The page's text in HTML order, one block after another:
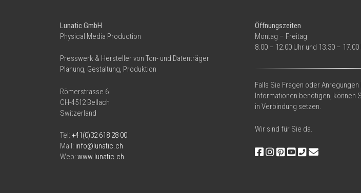
Lunatic GmbH
Physical Media Production
Presswerk & Hersteller von Ton- und Datenträger
Planung, Gestaltung, Produktion
Römerstrasse 6
CH-4512 Bellach
Switzerland
Tel: +41(0)32 618 28 00
Mail: info@lunatic.ch
Web: www.lunatic.ch
Öffnungszeiten
Montag – Freitag
8.00 – 12.00 Uhr und 13.30 – 17.00
Falls Sie Fragen oder
Informationen benötigen, können
in Verbindung setzen.
Wir sind für Sie da.